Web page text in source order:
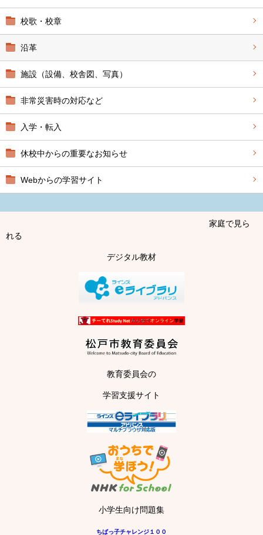
校歌・校章
沿革
施設（設備、校舎図、写真）
非常災害時の対応など
入学・転入
休校中からの重要なお知らせ
Webからの学習サイト
家庭で見ら
れる
デジタル教材
教育委員会の
学習支援サイト
小学生向け問題集
ちばっ子チャレンジ１００